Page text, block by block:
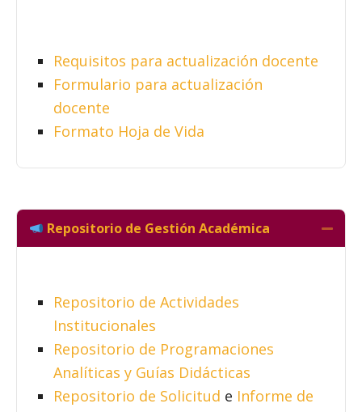
Requisitos para actualización docente
Formulario para actualización
docente
Formato Hoja de Vida
Repositorio de Gestión Académica
Repositorio de Actividades
Institucionales
Repositorio de Programaciones
Analíticas y Guías Didácticas
Repositorio de Solicitud e Informe de